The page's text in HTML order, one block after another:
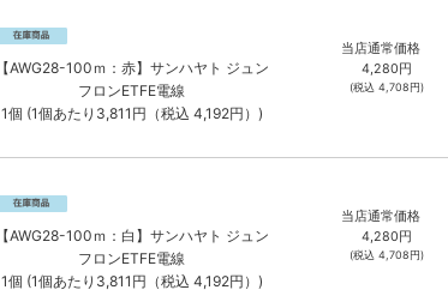
【AWG28-100ｍ：赤】サンハヤト ジュン
フロンETFE電線
1個 (1個あたり3,811円（税込 4,192円）)
当店通常価格
4,280円
(税込 4,708円)
【AWG28-100ｍ：白】サンハヤト ジュン
フロンETFE電線
1個 (1個あたり3,811円（税込 4,192円）)
当店通常価格
4,280円
(税込 4,708円)